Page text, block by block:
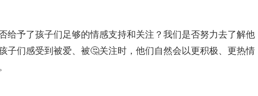
给予了孩子们足够的情感支持和关注？我们是否努力去了解他
子们感受到被爱、被🤔关注时，他们自然会以更积极、更热情